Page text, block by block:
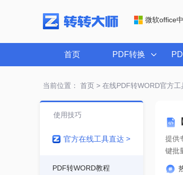
微软office
首页 PDF转换
当前位置： 首页> 在线PDF转WORD官方工
提供
使用技巧
官方在线工具直达 >
PDF转WORD教程